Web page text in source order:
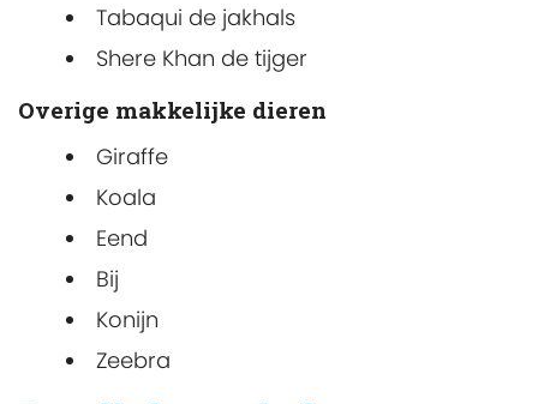
Tabaqui de jakhals
Shere Khan de tijger
Overige makkelijke dieren
Giraffe
Koala
Eend
Bij
Konijn
Zeebra